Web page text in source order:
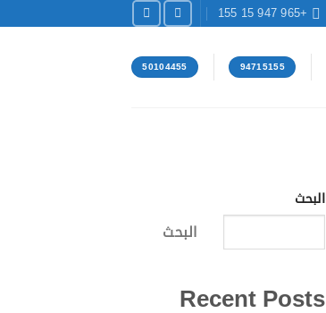
+965 947 15 155
94715155
50104455
البحث
البحث
Recent Posts